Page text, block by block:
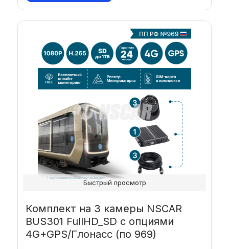
Комплект на 3 камеры NSCAR
BUS301 FullHD_SD с опциями
4G+GPS/Глонасс (по 969)
Быстрый просмотр